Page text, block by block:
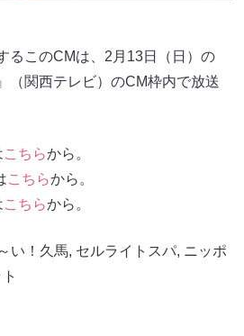
るこのCMは、2月13日（日）の
（関西テレビ）のCM枠内で放送
こちらから。
こちらから。
こちらから。
い！久馬, セルライトスパ, ニッポ